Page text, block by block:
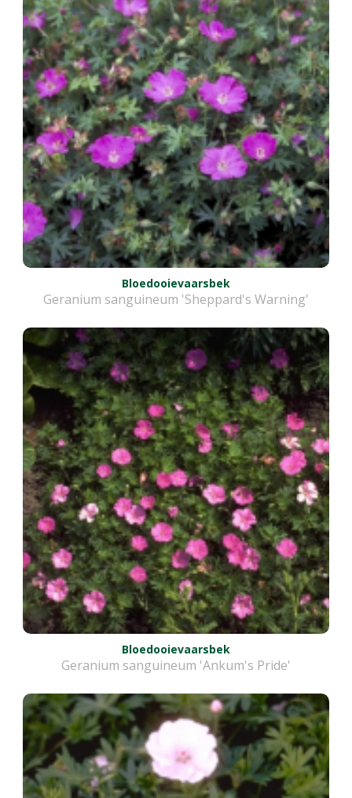
Bloedooievaarsbek
Geranium sanguineum 'Sheppard's Warning'
Bloedooievaarsbek
Geranium sanguineum 'Ankum's Pride'